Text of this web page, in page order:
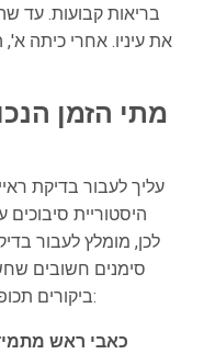
מתי הזמן
עליך לעבור בדיקת
היסטוריית
לכן, מומלץ לעבור
סימנים חשובים
ביקורים תכופים יותר.סימנים חשובים אלה כוללים:
כאבי ראש